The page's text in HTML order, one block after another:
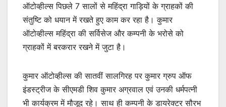
ऑटोव्हील्स पिछले 7 सालों से महिंद्रा गाड़ियों के ग्राहकों की
संतुष्टि को धयान में रखते हुए काम कर रहा है। कुमार
ऑटोव्हील्स महिंद्रा की सर्विसेज और कम्पनी के भरोसे को
ग्राहकों में बरकरार रखने में जुटा है।
कुमार ऑटोव्हील्स की सातवीं सालगिरह पर कुमार ग्रुप ऑफ
इंडस्ट्रीज के सीएमडी शिव कुमार अग्रवाल एवं उनकी धर्मपत्नी
भी कार्यक्रम में मौजूद रहे। साथ ही कम्पनी के डायरेक्टर सौरभ